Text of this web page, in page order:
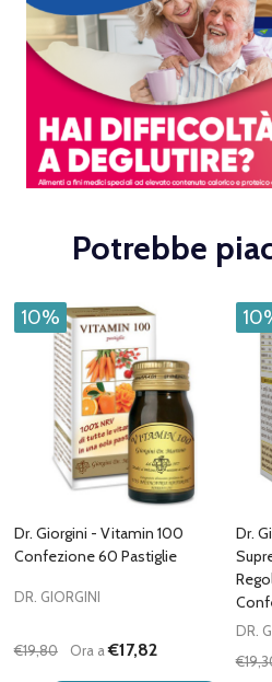
Potrebbe
10%
Dr. Giorgini - Vitamin 100
Confezione 60 Pastiglie
DR. GIORGINI
€19,80 Ora a€17,82
Dr.
DR.